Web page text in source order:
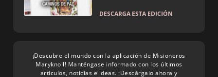
DESCARGA ESTA EDICIÓN
¡Descubre el mundo con la aplicación de Misioneros
Maryknoll! Manténgase informado con los últimos
artículos, noticias e ideas. ¡Descárgalo ahora y